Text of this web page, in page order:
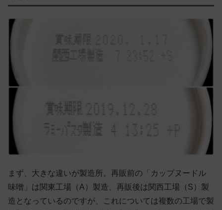
まず、大きな違いが製造所。再販前の「カップヌードル
味噌」は関東工場（A）製造、再販後は関西工場（S）製
造となっているのですが、これについては複数の工場で製